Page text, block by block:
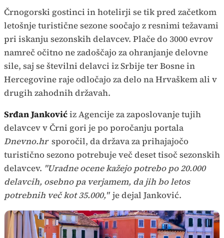
Črnogorski gostinci in hotelirji se tik pred začetkom
letošnje turistične sezone soočajo z resnimi težavami
pri iskanju sezonskih delavcev. Plače do 3000 evrov
namreč očitno ne zadoščajo za ohranjanje delovne
sile, saj se številni delavci iz Srbije ter Bosne in
Hercegovine raje odločajo za delo na Hrvaškem ali v
drugih zahodnih državah.
Srđan Jankovićiz Agencije za zaposlovanje tujih
delavcev v Črni gori je po poročanju portala
Dnevno.hr sporočil, da država za prihajajočo
turistično sezono potrebuje več deset tisoč sezonskih
delavcev. "Uradne ocene kažejo potrebo po 20.000
delavcih, osebno pa verjamem, da jih bo letos
potrebnih več kot 35.000," je dejal Janković.